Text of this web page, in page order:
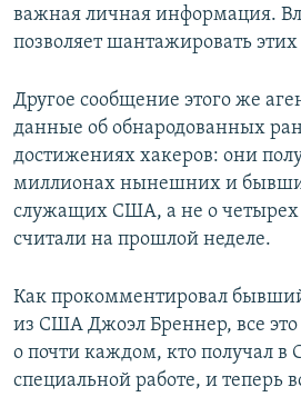
важная личная информация.
позволяет шантажировать
Другое сообщение этого же
данные об обнародованных
достижениях хакеров: они
миллионах нынешних и
служащих США, а не о
считали на прошлой неделе.
Как прокомментировал
из США Джоэл Бреннер, все
о почти каждом, кто получал в
специальной работе, и теперь